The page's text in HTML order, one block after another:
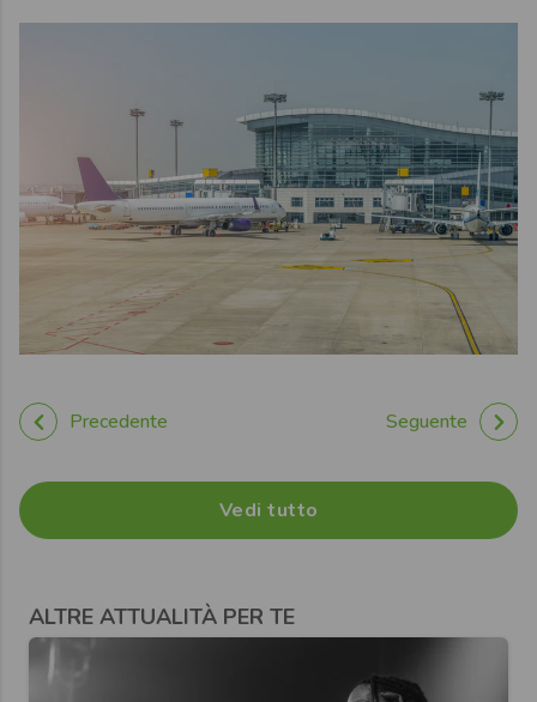
Precedente Seguente
Vedi tutto
ALTRE ATTUALITÀ PER TE